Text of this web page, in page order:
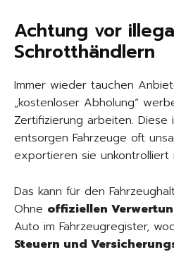
Achtung vor
Schrotthändlern
Immer wieder tauchen
„kostenloser Abholung“
Zertifizierung arbeiten. Diese
entsorgen Fahrzeuge oft
exportieren sie unkontrolliert
Das kann für den
Ohne offiziellen
Auto im Fahrzeugregister,
Steuern und